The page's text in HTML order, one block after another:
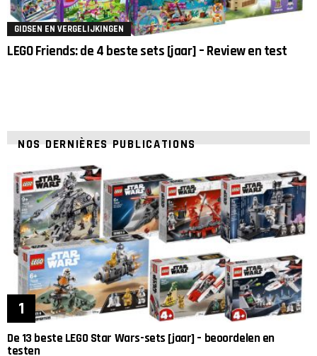
GIDSEN EN VERGELIJKINGEN
LEGO Friends: de 4 beste sets [jaar] – Review en test
NOS DERNIÈRES PUBLICATIONS
De 13 beste LEGO Star Wars-sets [jaar] – beoordelen en
testen